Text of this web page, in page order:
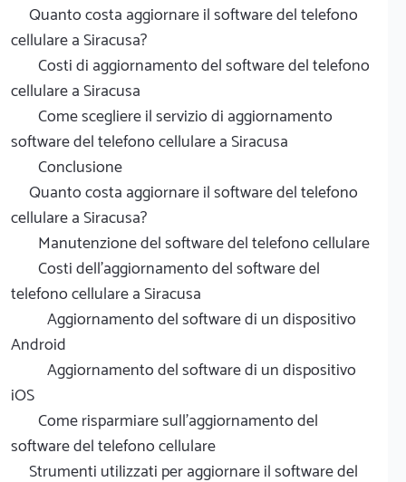
Quanto costa aggiornare il software del telefono
cellulare a Siracusa?
Costi di aggiornamento del software del telefono
cellulare a Siracusa
Come scegliere il servizio di aggiornamento
software del telefono cellulare a Siracusa
Conclusione
Quanto costa aggiornare il software del telefono
cellulare a Siracusa?
Manutenzione del software del telefono cellulare
Costi dell'aggiornamento del software del
telefono cellulare a Siracusa
Aggiornamento del software di un dispositivo
Android
Aggiornamento del software di un dispositivo
iOS
Come risparmiare sull'aggiornamento del
software del telefono cellulare
Strumenti utilizzati per aggiornare il software del